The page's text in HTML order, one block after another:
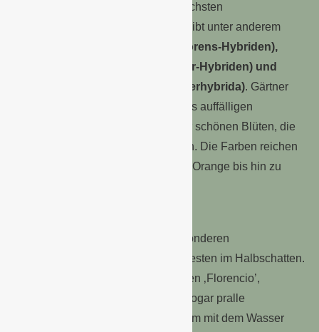
etwa 1400 Spezies zu den artenreichsten
Pflanzengattungen überhaupt. Es gibt unter anderem
Eisbegonien (Begonia-Semperflorens-Hybriden),
Eliator-Begonien (Begonia-Elatior-Hybriden) und
Knollenbegonien (Begonia × tuberhybrida). Gärtner
kultivieren die Pflanzen wegen ihres auffälligen
Blattwerkes, aber auch wegen ihrer schönen Blüten, die
einfach bis dicht gefüllt sein können. Die Farben reichen
von Weiß und Rosa über Gelb und Orange bis hin zu
Dabei stellt die Begonie keine besonderen
Pflegeansprüche. Sie wächst am besten im Halbschatten.
Spezielle Züchtungen wie die Sorten ‚Florencio’,
‚Rosade’ und ‚Chicago’ vertragen sogar pralle
Mittagssonne. Da Begonien sparsam mit dem Wasser